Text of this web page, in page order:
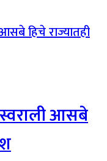
स्वराली आसबे